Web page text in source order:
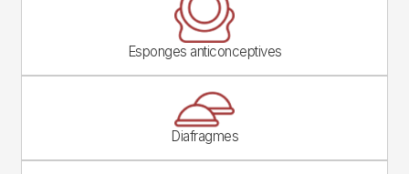
Esponges anticonceptives
Image
Diafragmes